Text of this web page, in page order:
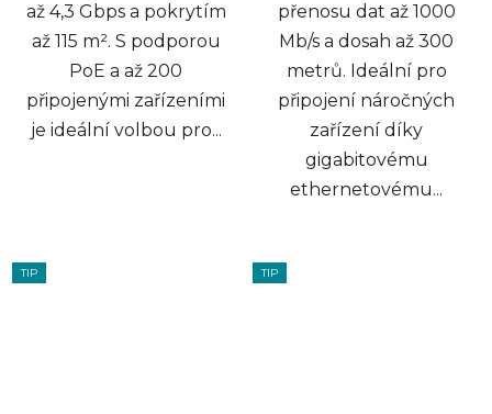
až 4,3 Gbps a pokrytím
až 115 m². S podporou
PoE a až 200
připojenými zařízeními
je ideální volbou pro...
přenosu dat až 1000
Mb/s a dosah až 300
metrů. Ideální pro
připojení náročných
zařízení díky
gigabitovému
ethernetovému...
TIP TIP